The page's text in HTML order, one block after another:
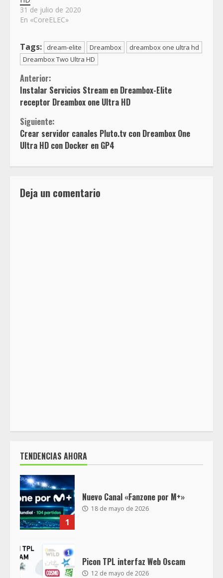
31 de julio de 2020
En «CoreELEC»
Tags: dream-elite Dreambox
dreambox one ultra hd
Dreambox Two Ultra HD
Sigue
leyendo
Anterior:
Instalar Servicios Stream en Dreambox-Elite
receptor Dreambox one Ultra HD
Siguiente:
Crear servidor canales Pluto.tv con Dreambox One
Ultra HD con Docker en GP4
Deja un comentario
TENDENCIAS AHORA
1
Nuevo Canal «Fanzone por M+»
18 de mayo de 2026
Picon TPL interfaz Web Oscam
12 de mayo de 2026